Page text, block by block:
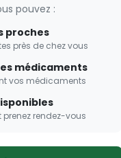
Pharma
pouvez :
proches
près de chez vous
médicaments
vos médicaments
prenez rendez-vous